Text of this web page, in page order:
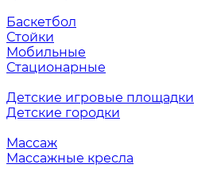
Баскетбол
Стойки
Мобильные
Стационарные
Детские игровые площадки
Детские городки
Массаж
Массажные кресла